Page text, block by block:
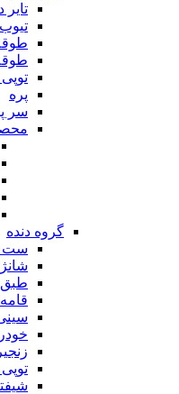
تیوب
پره
سر
گروه دنده
ست
زنجیر
توپی